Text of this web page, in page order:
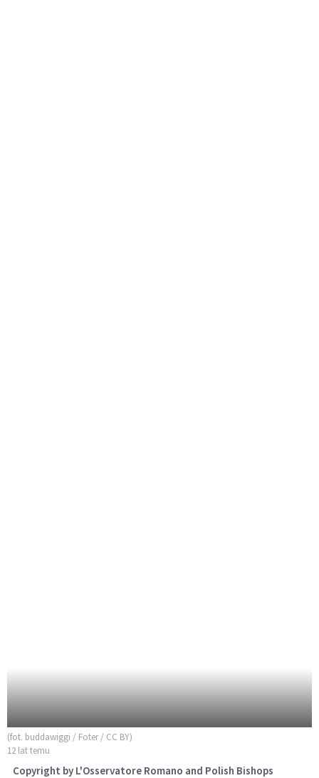
(fot. buddawiggi / Foter / CC BY)
12 lat temu
Copyright by L'Osservatore Romano and Polish Bishops